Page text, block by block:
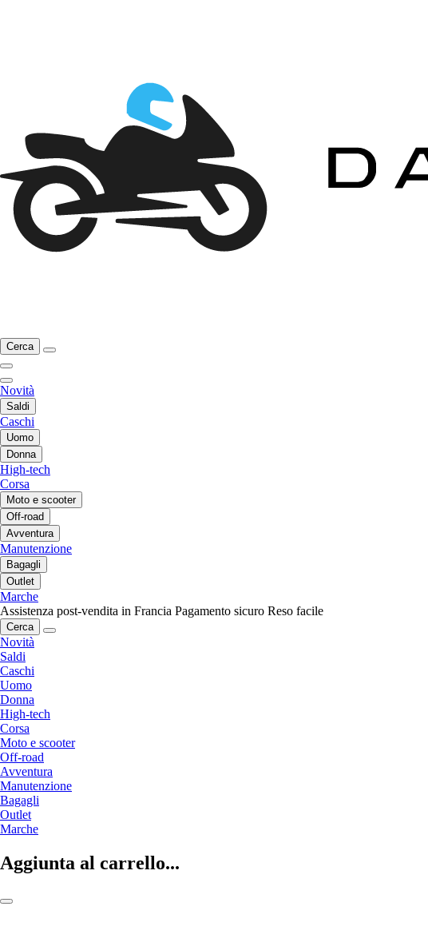
Cerca
Novità
Saldi
Caschi
Uomo
Donna
High-tech
Corsa
Moto e scooter
Off-road
Avventura
Manutenzione
Bagagli
Outlet
Marche
Assistenza post-vendita in Francia Pagamento sicuro Reso facile
Cerca
Novità
Saldi
Caschi
Uomo
Donna
High-tech
Corsa
Moto e scooter
Off-road
Avventura
Manutenzione
Bagagli
Outlet
Marche
Aggiunta al carrello...